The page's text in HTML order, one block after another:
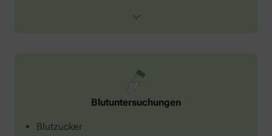
Blutuntersuchungen
Blutzucker